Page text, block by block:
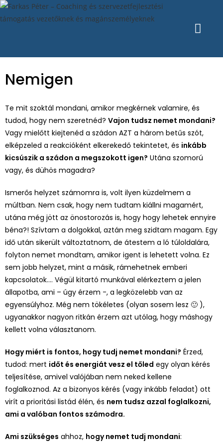
Nemigen
Te mit szoktál mondani, amikor megkérnek valamire, és
tudod, hogy nem szeretnéd? Vajon tudsz nemet mondani?
Vagy mielőtt kiejtenéd a szádon AZT a három betűs szót,
elképzeled a reakcióként elkerekedő tekintetet, és inkább
kicsúszik a szádon a megszokott igen? Utána szomorú
vagy, és dühös magadra?
Ismerős helyzet számomra is, volt ilyen küzdelmem a
múltban. Nem csak, hogy nem tudtam kiállni magamért,
utána még jött az önostorozás is, hogy hogy lehetek ennyire
béna?! Szívtam a dolgokkal, aztán meg szidtam magam. Egy
idő után sikerült változtatnom, de átestem a ló túloldalára,
folyton nemet mondtam, amikor igent is lehetett volna. Ez
sem jobb helyzet, mint a másik, rámehetnek emberi
kapcsolatok…. Végül kitartó munkával elérkeztem a jelen
állapotba, ami – úgy érzem -, a legközelebb van az
egyensúlyhoz. Még nem tökéletes (olyan sosem lesz 🙂 ),
ugyanakkor nagyon ritkán érzem azt utólag, hogy máshogy
kellett volna választanom.
Hogy miért is fontos, hogy tudj nemet mondani? Érzed,
tudod: mert időt és energiát vesz el tőled egy olyan kérés
teljesítése, amivel valójában nem neked kellene
foglalkoznod. Az a bizonyos kérés (vagy inkább feladat) ott
virít a prioritási listád élén, és nem tudsz azzal foglalkozni,
ami a valóban fontos számodra.
Ami szükséges ahhoz, hogy nemet tudj mondani: